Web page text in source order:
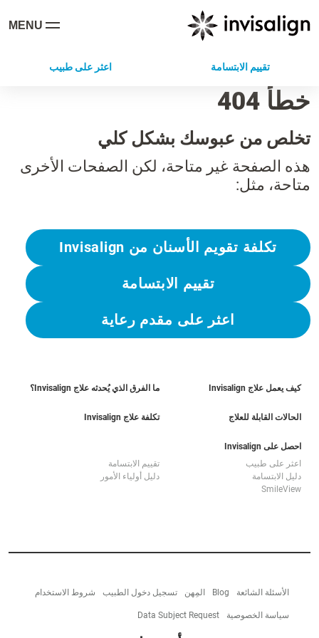
MENU
تقييم الابتسامة اعثر على طبيب
خطأ 404
تخلص من عبوسك بشكل كلي
هذه الصفحة غير متاحة، لكن الصفحات الأخرى
متاحة، مثل:
تكلفة تقويم الأسنان من Invisalign
تقييم الابتسامة
اعثر على مقدم رعاية
كيف يعمل علاج Invisalign ما الفرق الذي يُحدثه علاج Invisalign؟
الحالات القابلة للعلاج تكلفة علاج Invisalign
احصل على Invisalign
اعثر على طبيب
تقييم الابتسامة
دليل الابتسامة
دليل أولياء الأمور
SmileView
الأسئلة الشائعة Blog المِهن تسجيل دخول الطبيب شروط الاستخدام
سياسة الخصوصية Data Subject Request